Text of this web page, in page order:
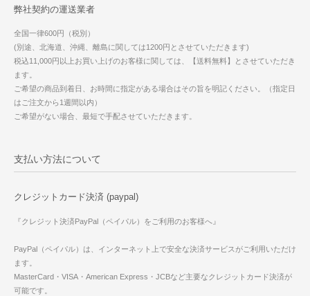
弊社契約の運送業者
全国一律600円（税別）
(別途、北海道、沖縄、離島に関しては1200円とさせていただきます)
税込11,000円以上お買い上げのお客様に関しては、【送料無料】とさせていただき
ます。
ご希望の商品到着日、お時間に指定がある場合はその旨を明記ください。（指定日
はご注文から1週間以内）
ご希望がない場合、最短で手配させていただきます。
支払い方法について
クレジットカード決済 (paypal)
『クレジット決済PayPal（ペイパル）をご利用のお客様へ』
PayPal（ペイパル）は、インターネット上で安全な決済サービスがご利用いただけ
ます。
MasterCard・VISA・American Express・JCBなど主要なクレジットカード決済が
可能です。